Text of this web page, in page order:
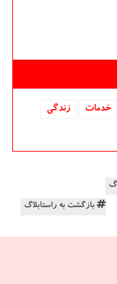
خدمات
زندگی
بازگشت به راستابلاگ